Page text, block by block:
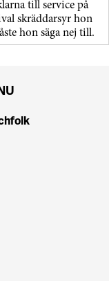
till service på
skräddarsyr hon
hon säga nej till.